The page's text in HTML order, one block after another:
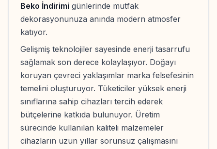
Beko İndirimi günlerinde mutfak
dekorasyonunuza anında modern atmosfer
katıyor.
Gelişmiş teknolojiler sayesinde enerji tasarrufu
sağlamak son derece kolaylaşıyor. Doğayı
koruyan çevreci yaklaşımlar marka felsefesinin
temelini oluşturuyor. Tüketiciler yüksek enerji
sınıflarına sahip cihazları tercih ederek
bütçelerine katkıda bulunuyor. Üretim
sürecinde kullanılan kaliteli malzemeler
cihazların uzun yıllar sorunsuz çalışmasını